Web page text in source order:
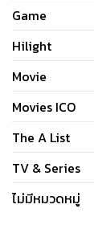
Game
Hilight
Movie
Movies ICO
The A List
TV & Series
ไม่มีหมวดหมู่